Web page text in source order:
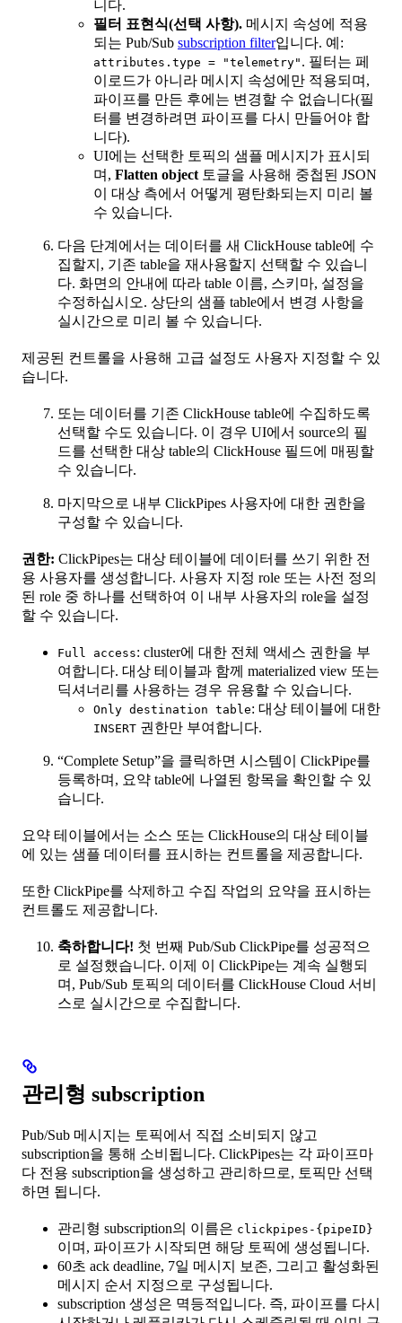
니다.
필터 표현식(선택 사항). 메시지 속성에 적용
되는 Pub/Sub subscription filter입니다. 예:
attributes.type = "telemetry" . 필터는 페
이로드가 아니라 메시지 속성에만 적용되며,
파이프를 만든 후에는 변경할 수 없습니다(필
터를 변경하려면 파이프를 다시 만들어야 합
니다).
UI에는 선택한 토픽의 샘플 메시지가 표시되
며, Flatten object토글을 사용해 중첩된 JSON
이 대상 측에서 어떻게 평탄화되는지 미리 볼
수 있습니다.
다음 단계에서는 데이터를 새 ClickHouse table에 수
집할지, 기존 table을 재사용할지 선택할 수 있습니
다. 화면의 안내에 따라 table 이름, 스키마, 설정을
수정하십시오. 상단의 샘플 table에서 변경 사항을
실시간으로 미리 볼 수 있습니다.
제공된 컨트롤을 사용해 고급 설정도 사용자 지정할 수 있
습니다.
또는 데이터를 기존 ClickHouse table에 수집하도록
선택할 수도 있습니다. 이 경우 UI에서 source의 필
드를 선택한 대상 table의 ClickHouse 필드에 매핑할
수 있습니다.
마지막으로 내부 ClickPipes 사용자에 대한 권한을
구성할 수 있습니다.
권한: ClickPipes는 대상 테이블에 데이터를 쓰기 위한 전
용 사용자를 생성합니다. 사용자 지정 role 또는 사전 정의
된 role 중 하나를 선택하여 이 내부 사용자의 role을 설정
할 수 있습니다.
Full access: cluster에 대한 전체 액세스 권한을 부
여합니다. 대상 테이블과 함께 materialized view 또는
딕셔너리를 사용하는 경우 유용할 수 있습니다.
Only destination table: 대상 테이블에 대한
INSERT 권한만 부여합니다.
“Complete Setup”을 클릭하면 시스템이 ClickPipe를
등록하며, 요약 table에 나열된 항목을 확인할 수 있
습니다.
요약 테이블에서는 소스 또는 ClickHouse의 대상 테이블
에 있는 샘플 데이터를 표시하는 컨트롤을 제공합니다.
또한 ClickPipe를 삭제하고 수집 작업의 요약을 표시하는
컨트롤도 제공합니다.
축하합니다! 첫 번째 Pub/Sub ClickPipe를 성공적으
로 설정했습니다. 이제 이 ClickPipe는 계속 실행되
며, Pub/Sub 토픽의 데이터를 ClickHouse Cloud 서비
스로 실시간으로 수집합니다.
관리형 subscription
Pub/Sub 메시지는 토픽에서 직접 소비되지 않고
subscription을 통해 소비됩니다. ClickPipes는 각 파이프마
다 전용 subscription을 생성하고 관리하므로, 토픽만 선택
하면 됩니다.
관리형 subscription의 이름은 clickpipes-{pipeID}
이며, 파이프가 시작되면 해당 토픽에 생성됩니다.
60초 ack deadline, 7일 메시지 보존, 그리고 활성화된
메시지 순서 지정으로 구성됩니다.
subscription 생성은 멱등적입니다. 즉, 파이프를 다시